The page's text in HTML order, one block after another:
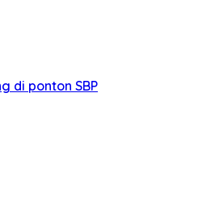
di ponton SBP